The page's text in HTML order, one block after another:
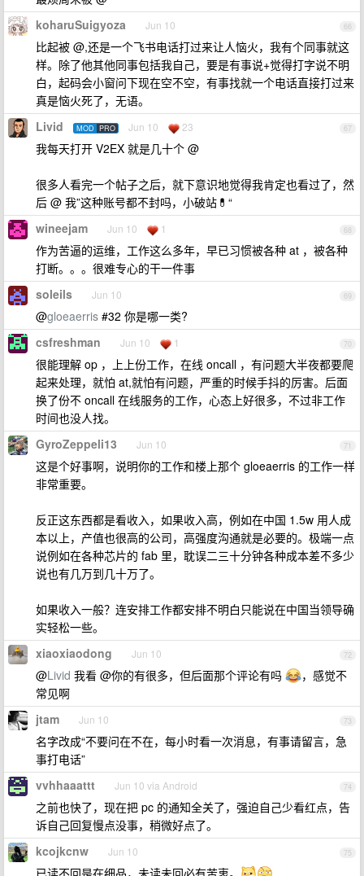
66
koharuSuigyoza Jun 10
比起被 @,还是一个飞书电话打过来让人恼火，我有个同事就这
样。除了他其他同事包括我自己，要是有事说+觉得打字说不明
白，起码会小窗问下现在空不空，有事找就一个电话直接打过来
真是恼火死了，无语。
67
Livid MOD PRO Jun 10 23
我每天打开 V2EX 就是几十个 @
很多人看完一个帖子之后，就下意识地觉得我肯定也看过了，然
后 @ 我”这种账号都不封吗，小破站💊“
68
wineejam Jun 10 1
作为苦逼的运维，工作这么多年，早已习惯被各种 at ，被各种
打断。。。很难专心的干一件事
69
soleils Jun 10
@gloeaerris #32 你是哪一类?
70
csfreshman Jun 10 1
很能理解 op ，上上份工作，在线 oncall ，有问题大半夜都要爬
起来处理，就怕 at,就怕有问题，严重的时候手抖的厉害。后面
换了份不 oncall 在线服务的工作，心态上好很多，不过非工作
时间也没人找。
71
GyroZeppeli13 Jun 10
这是个好事啊，说明你的工作和楼上那个 gloeaerris 的工作一样
非常重要。
反正这东西都是看收入，如果收入高，例如在中国 1.5w 用人成
本以上，产值也很高的公司，高强度沟通就是必要的。极端一点
说例如在各种芯片的 fab 里，耽误二三十分钟各种成本差不多少
说也有几万到几十万了。
如果收入一般？连安排工作都安排不明白只能说在中国当领导确
实轻松一些。
72
xiaoxiaodong Jun 10
@Livid 我看 @你的有很多，但后面那个评论有吗
，感觉不
常见啊
73
jtam Jun 10
名字改成“不要问在不在，每小时看一次消息，有事请留言，急
事打电话”
74
vvhhaaattt Jun 10 via Android
之前也快了，现在把 pc 的通知全关了，强迫自己少看红点，告
诉自己回复慢点没事，稍微好点了。
75
kcojkcnw Jun 10
已读不回是在细品，未读未回必有苦衷。